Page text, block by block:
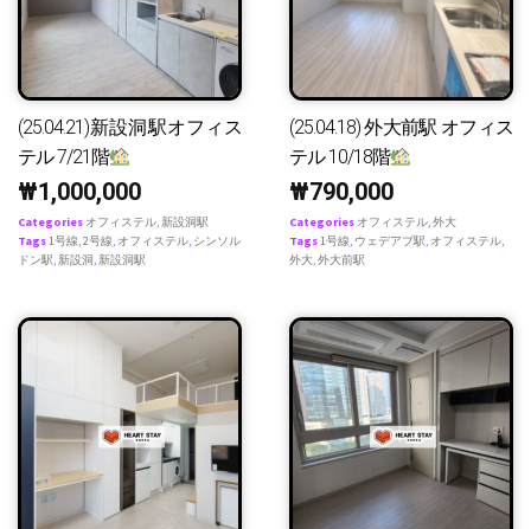
(25.04.21)新設洞駅オフィス
テル 7/21階
₩1,000,000
Categories オフィステル,新設洞駅
Tags1号線,2号線, オフィステル, シンソル
ドン駅,新設洞 ,新設洞駅
(25.04.18) 外大前駅 オフィス
テル 10/18階
₩790,000
Categories オフィステル,外大
Tags1号線, ウェデアプ駅, オフィステル,
外大,外大前駅